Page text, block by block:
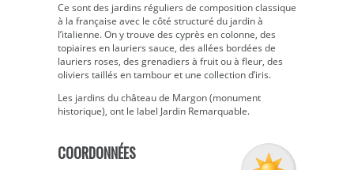
Ce sont des jardins réguliers de composition classique
à la française avec le côté structuré du jardin à
l’italienne. On y trouve des cyprès en colonne, des
topiaires en lauriers sauce, des allées bordées de
lauriers roses, des grenadiers à fruit ou à fleur, des
oliviers taillés en tambour et une collection d’iris.
Les jardins du château de Margon (monument
historique), ont le label Jardin Remarquable.
COORDONNÉES